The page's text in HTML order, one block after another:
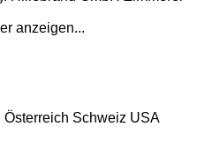
anzeigen...
Österreich Schweiz USA